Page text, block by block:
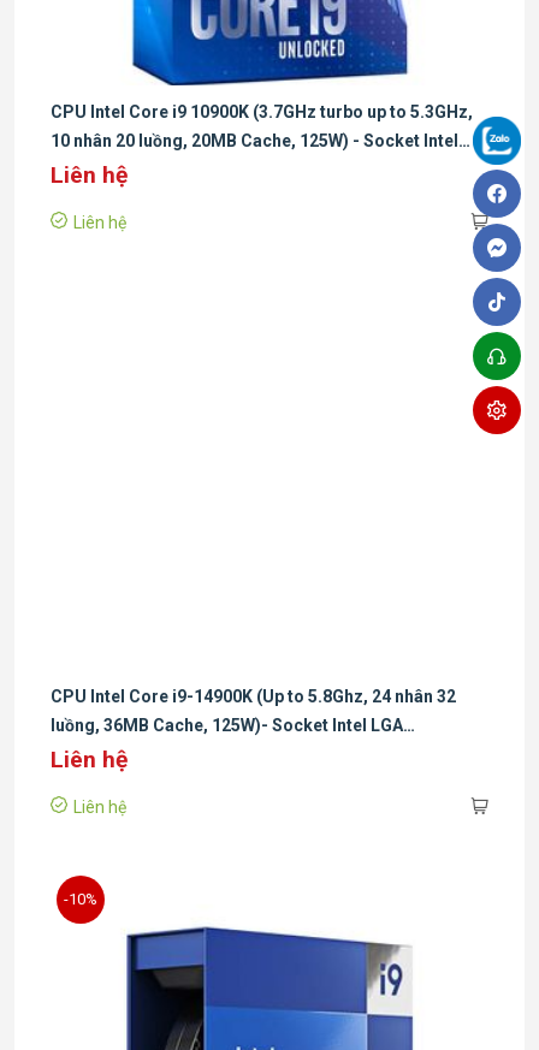
CPU Intel Core i9 10900K (3.7GHz turbo up to 5.3GHz,
10 nhân 20 luồng, 20MB Cache, 125W) - Socket Intel
LGA 1200
Liên hệ
Liên hệ
CPU Intel Core i9-14900K (Up to 5.8Ghz, 24 nhân 32
luồng, 36MB Cache, 125W)- Socket Intel LGA
1700/Raptor Lake)
Liên hệ
Liên hệ
-10%